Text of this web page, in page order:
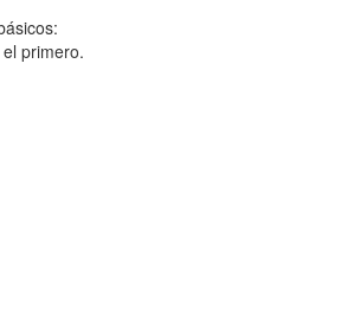
primero.